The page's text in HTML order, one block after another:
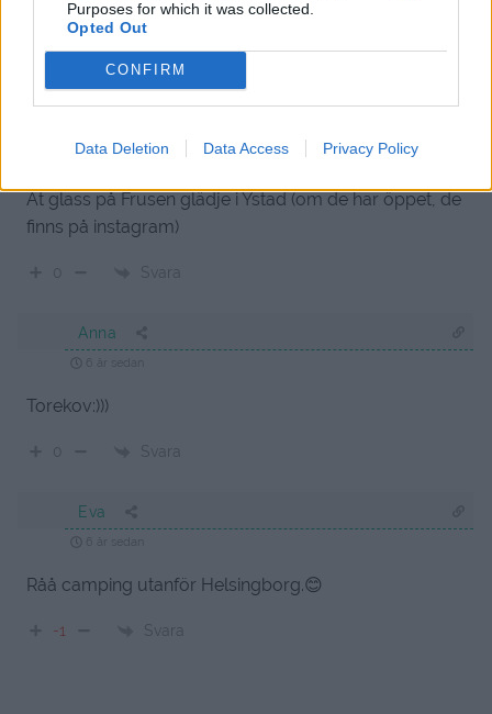
Purposes for which it was collected.
Opted Out
CONFIRM
Data Deletion Data Access Privacy Policy
Svara
Jenny
Kiviks camping, Borrby strands camping, Löderups
Ät glass på Frusen glädje i Ystad (om de har öppet, de
finns på instagram)
0 Svara
Anna
Torekov:)))
0 Svara
Eva
Råå camping utanför Helsingborg.😊
-1 Svara